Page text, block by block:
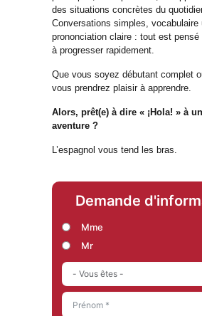
des situations concrètes du
Conversations simples, vocabulaire
prononciation claire : tout est pensé
à progresser rapidement.
Que vous soyez débutant complet
vous prendrez plaisir à apprendre.
Alors, prêt(e) à dire « ¡Hola! » à
aventure ?
L’espagnol vous tend les bras.
Demande
Mme
Mr